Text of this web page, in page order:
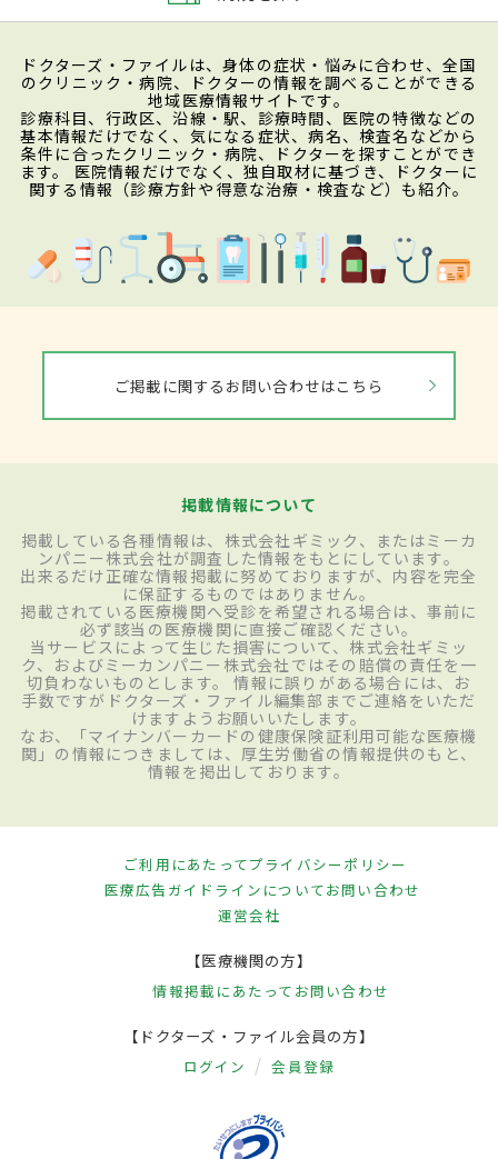
ドクターズ・ファイルは、身体の症状・悩みに合わせ、全国
のクリニック・病院、ドクターの情報を調べることができる
地域医療情報サイトです。
診療科目、行政区、沿線・駅、診療時間、医院の特徴などの
基本情報だけでなく、気になる症状、病名、検査名などから
条件に合ったクリニック・病院、ドクターを探すことができ
ます。 医院情報だけでなく、独自取材に基づき、ドクターに
関する情報（診療方針や得意な治療・検査など）も紹介。
ご掲載に関するお問い合わせはこちら
掲載情報について
掲載している各種情報は、株式会社ギミック、またはミーカ
ンパニー株式会社が調査した情報をもとにしています。
出来るだけ正確な情報掲載に努めておりますが、内容を完全
に保証するものではありません。
掲載されている医療機関へ受診を希望される場合は、事前に
必ず該当の医療機関に直接ご確認ください。
当サービスによって生じた損害について、株式会社ギミッ
ク、およびミーカンパニー株式会社ではその賠償の責任を一
切負わないものとします。 情報に誤りがある場合には、お
手数ですがドクターズ・ファイル編集部までご連絡をいただ
けますようお願いいたします。
なお、「マイナンバーカードの健康保険証利用可能な医療機
関」の情報につきましては、厚生労働省の情報提供のもと、
情報を掲出しております。
ご利用にあたってプライバシーポリシー
医療広告ガイドラインについてお問い合わせ
運営会社
【医療機関の方】
情報掲載にあたって お問い合わせ
【ドクターズ・ファイル会員の方】
ログイン 会員登録